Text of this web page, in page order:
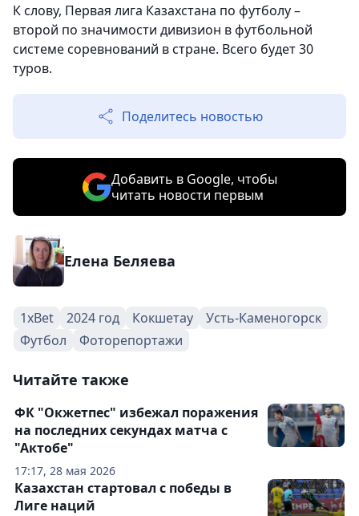
К слову, Первая лига Казахстана по футболу –
второй по значимости дивизион в футбольной
системе соревнований в стране. Всего будет 30
туров.
Поделитесь новостью
Добавить в Google, чтобы
читать новости первым
Елена Беляева
1xBet 2024 год Кокшетау
Усть-Каменогорск
Футбол
Фоторепортажи
Читайте также
17:17, 28 мая 2026
ФК "Окжетпес" избежал поражения
на последних секундах матча с
"Актобе"
Казахстан стартовал с победы в
Лиге наций